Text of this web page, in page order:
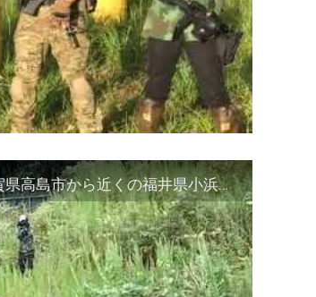
勢浜のサバゲーフィールド プレオープン 滋賀県高島市から近くの福井県小浜市シューティングレンジ エアガン